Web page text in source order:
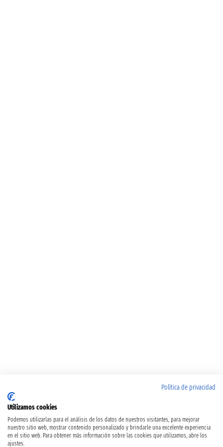
Política de privacidad
Utilizamos cookies
Podemos utilizarlas para el análisis de los datos de nuestros visitantes, para mejorar
nuestro sitio web, mostrar contenido personalizado y brindarle una excelente experiencia
en el sitio web. Para obtener más información sobre las cookies que utilizamos, abre los
ajustes.